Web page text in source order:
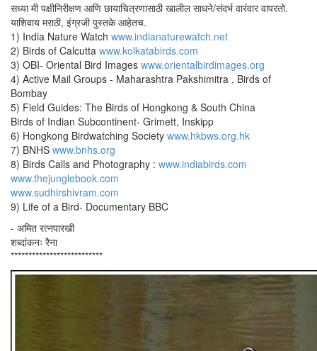
सध्या मी पक्षीनिरीक्षण आणि छायाचित्रणासाठी खालील साधने/संदर्भ वारंवार वापरतो.
याशिवाय मराठी, इंग्रजी पुस्तके आहेतच.
1) India Nature Watch www.indianaturewatch.net
2) Birds of Calcutta www.kolkatabirds.com
3) OBI- Oriental Bird Images www.orientalbirdimages.org
4) Active Mail Groups - Maharashtra Pakshimitra , Birds of
Bombay
5) Field Guides: The Birds of Hongkong & South China
Birds of Indian Subcontinent- Grimett, Inskipp
6) Hongkong Birdwatching Society www.hkbws.org.hk
7) BNHS www.bnhs.org
8) Birds Calls and Photography : www.indiabirds.com
www.thejunglebook.com
www.sudhirshivram.com
9) Life of a Bird- Documentary BBC
- अमित रत्नपारखी
शब्दांकनः रैना
**************************